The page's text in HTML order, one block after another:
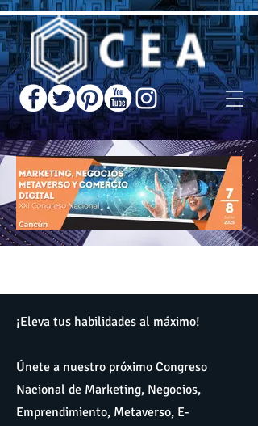
¡Eleva tus habilidades al máximo!
Únete a nuestro próximo Congreso
Nacional de Marketing, Negocios,
Emprendimiento, Metaverso, E-